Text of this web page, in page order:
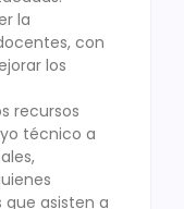
la
con
los
recursos
técnico a
que asisten a